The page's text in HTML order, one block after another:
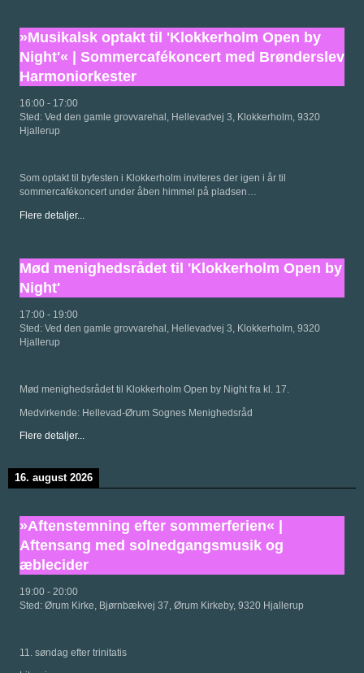
»Musikalsk optakt til 'Klokkerholm Open by
Night'« | Sommercafékoncert med Brønderslev
Harmoniorkester
16:00 - 17:00
Sted: Ved den gamle grovvarehal, Hellevadvej 3, Klokkerholm, 9320
Hjallerup
Som optakt til byfesten i Klokkerholm inviteres der igen i år til
sommercafékoncert under åben himmel på pladsen…
Flere detaljer...
Mød menighedsrådet til 'Klokkerholm Open by
Night'
17:00 - 19:00
Sted: Ved den gamle grovvarehal, Hellevadvej 3, Klokkerholm, 9320
Hjallerup
Mød menighedsrådet til Klokkerholm Open by Night fra kl. 17.
Medvirkende: Hellevad-Ørum Sognes Menighedsråd
Flere detaljer...
16. august 2026
»Aftenstemning efter sommerferien« |
Aftensang med solnedgangsmusik og
æblecider
19:00 - 20:00
Sted: Ørum Kirke, Bjørnbækvej 37, Ørum Kirkeby, 9320 Hjallerup
11. søndag efter trinitatis